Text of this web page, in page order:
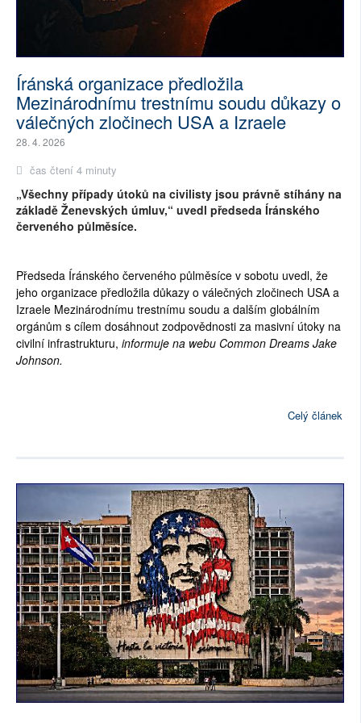
Íránská organizace předložila
Mezinárodnímu trestnímu soudu důkazy o
válečných zločinech USA a Izraele
28. 4. 2026
čas čtení 4 minuty
„Všechny případy útoků na civilisty jsou právně stíhány na
základě Ženevských úmluv,“ uvedl předseda Íránského
červeného půlměsíce.
Předseda Íránského červeného půlměsíce v sobotu uvedl, že
jeho organizace předložila důkazy o válečných zločinech USA a
Izraele Mezinárodnímu trestnímu soudu a dalším globálním
orgánům s cílem dosáhnout zodpovědnosti za masivní útoky na
civilní infrastrukturu, informuje na webu Common Dreams Jake
Johnson.
Celý článek